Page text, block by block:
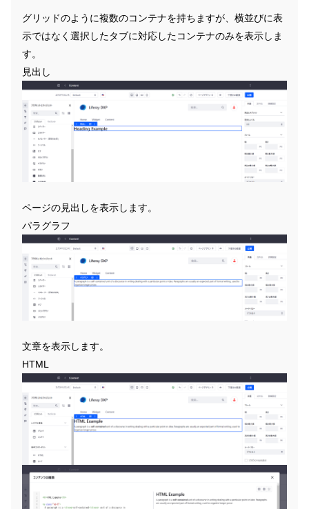
グリッドのように複数のコンテナを持ちますが、横並びに表
示ではなく選択したタブに対応したコンテナのみを表示しま
す。
見出し
ページの見出しを表示します。
パラグラフ
文章を表示します。
HTML